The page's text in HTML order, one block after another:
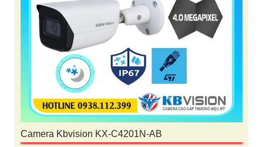
Camera Kbvision KX-C4201N-AB